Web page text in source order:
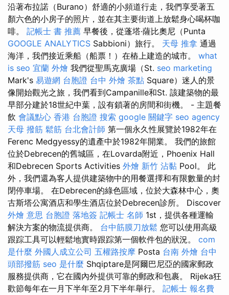
沿著布拉諾（Burano）舒適的小頻道行走，我們享受著五
顏六色的小房子的照片，並在其主要街道上放鬆身心喝杯咖
啡。 記帳士 書 推薦 早餐後，從蓬塔·薩比奧尼（Punta
GOOGLE ANALYTICS Sabbioni）旅行。 天母 推拿 通過
海洋，我們接近乘船（船票！）在樁上建造的城市。 what
is seo 宜蘭 外燴 我們從聖馬克廣場（St. seo marketing
Mark's 易遊網 台胞證 台中 外燴 茶點 Square）迷人的景
像開始觀光之旅，我們看到Campanille和St. 該建築物的最
早部分建於18世紀中葉，設有鎖著的房間和街機。 - 主題餐
飲 會議點心 香港 台胞證 搜索 google 關鍵字 seo agency
天母 撥筋 鬆筋 台北會計師 第一個永久性展覽於1982年在
Ferenc Medgyessy的遺產中於1982年開業。 我們的旅館
位於Debrecen的舊城區，在Lovarda附近，Phoenix Hall
和Debrecen Sports Activities 外燴 新竹 沾黏 Pool。 此
外，我們還為客人提供建築物中的用餐選擇和有限數量的封
閉停車場。 在Debrecen的綠色區域，位於大森林中心，奧
古斯塔公寓酒店和學生酒店位於Debrecen診所。 Discover
外燴 意思 台胞證 落地簽 記帳士 名師 1st，提供各種運輸
解決方案的物流提供商。 台中筋膜刀放鬆 您可以使用高級
跟踪工具可以輕鬆地實時跟踪第一個軟件包的狀況。 com
是什麼 外國人成立公司 五權路按摩 Posta 台南 外燴 台中
頭部撥筋 seo 是什麼 Shqiptare是阿爾巴尼亞的國家郵政
服務提供商，它在國內外提供可靠的郵政和包裹。 Rijeka狂
歡節每年在一月下半年至2月下半年舉行。 記帳士 報名費